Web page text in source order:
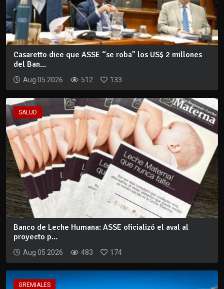
Casaretto dice que ASSE “se roba” los US$ 2 millones
del Ban...
Aug 05 2026 512 133
SALUD
Banco de Leche Humana: ASSE oficializó el aval al
proyecto p...
Aug 05 2026 483 174
GREMIALES